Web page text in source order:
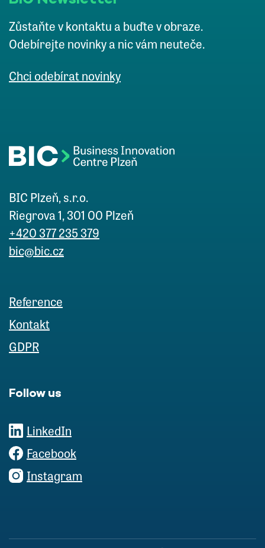
Zůstaňte v kontaktu a buďte v obraze.
Odebírejte novinky a nic vám neuteče.
Chci odebírat novinky
BIC Plzeň, s.r.o.
Riegrova 1, 301 00 Plzeň
+420 377 235 379
bic@bic.cz
Reference
Kontakt
GDPR
Follow us
LinkedIn
Facebook
Instagram